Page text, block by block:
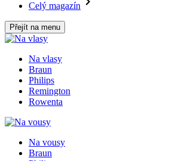
Celý magazín
Přejít na menu
Na vlasy
Braun
Philips
Remington
Rowenta
Na vousy
Braun